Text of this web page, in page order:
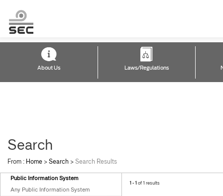
About Us Laws/Regulations
Search
From : Home >Search >Search Results
Public Information System
Any Public Information System
1 - 1of 1 results